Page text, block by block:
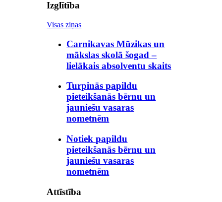
Izglītība
Visas ziņas
Carnikavas Mūzikas un
mākslas skolā šogad –
lielākais absolventu skaits
Turpinās papildu
pieteikšanās bērnu un
jauniešu vasaras
nometnēm
Notiek papildu
pieteikšanās bērnu un
jauniešu vasaras
nometnēm
Attīstība